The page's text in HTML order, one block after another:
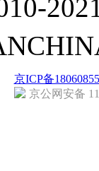
京ICP备
京公网安备